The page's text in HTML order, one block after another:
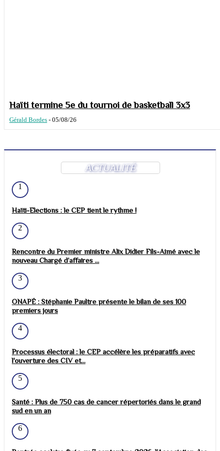
Haïti termine 5e du tournoi de basketball 3x3
Gérald Bordes - 05/08/26
ACTUALITÉ
1
Haïti-Elections : le CEP tient le rythme !
2
Rencontre du Premier ministre Alix Didier Fils-Aimé avec le
nouveau Chargé d’affaires ...
3
ONAPÉ : Stéphanie Paultre présente le bilan de ses 100
premiers jours
4
Processus électoral : le CEP accélère les préparatifs avec
l'ouverture des CIV et...
5
Santé : Plus de 750 cas de cancer répertoriés dans le grand
sud en un an
6